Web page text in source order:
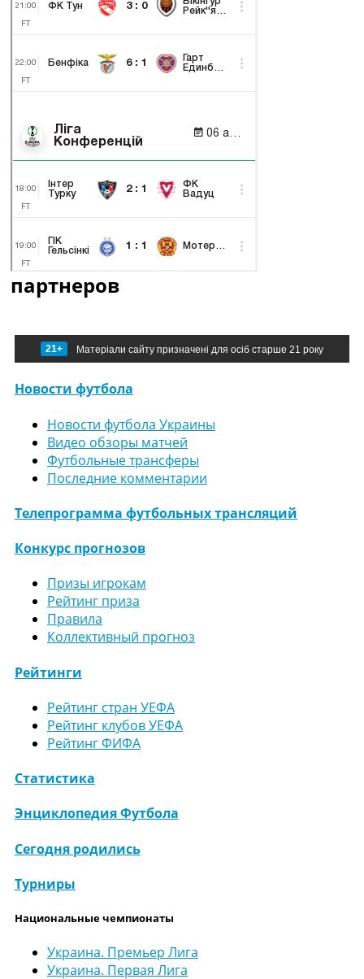
партнеров
21+ Матеріали сайту призначені для осіб старше 21 року
Новости футбола
Новости футбола Украины
Видео обзоры матчей
Футбольные трансферы
Последние комментарии
Телепрограмма футбольных трансляций
Конкурс прогнозов
Призы игрокам
Рейтинг приза
Правила
Коллективный прогноз
Рейтинги
Рейтинг стран УЕФА
Рейтинг клубов УЕФА
Рейтинг ФИФА
Статистика
Энциклопедия Футбола
Сегодня родились
Турниры
Национальные чемпионаты
Украина. Премьер Лига
Украина. Первая Лига